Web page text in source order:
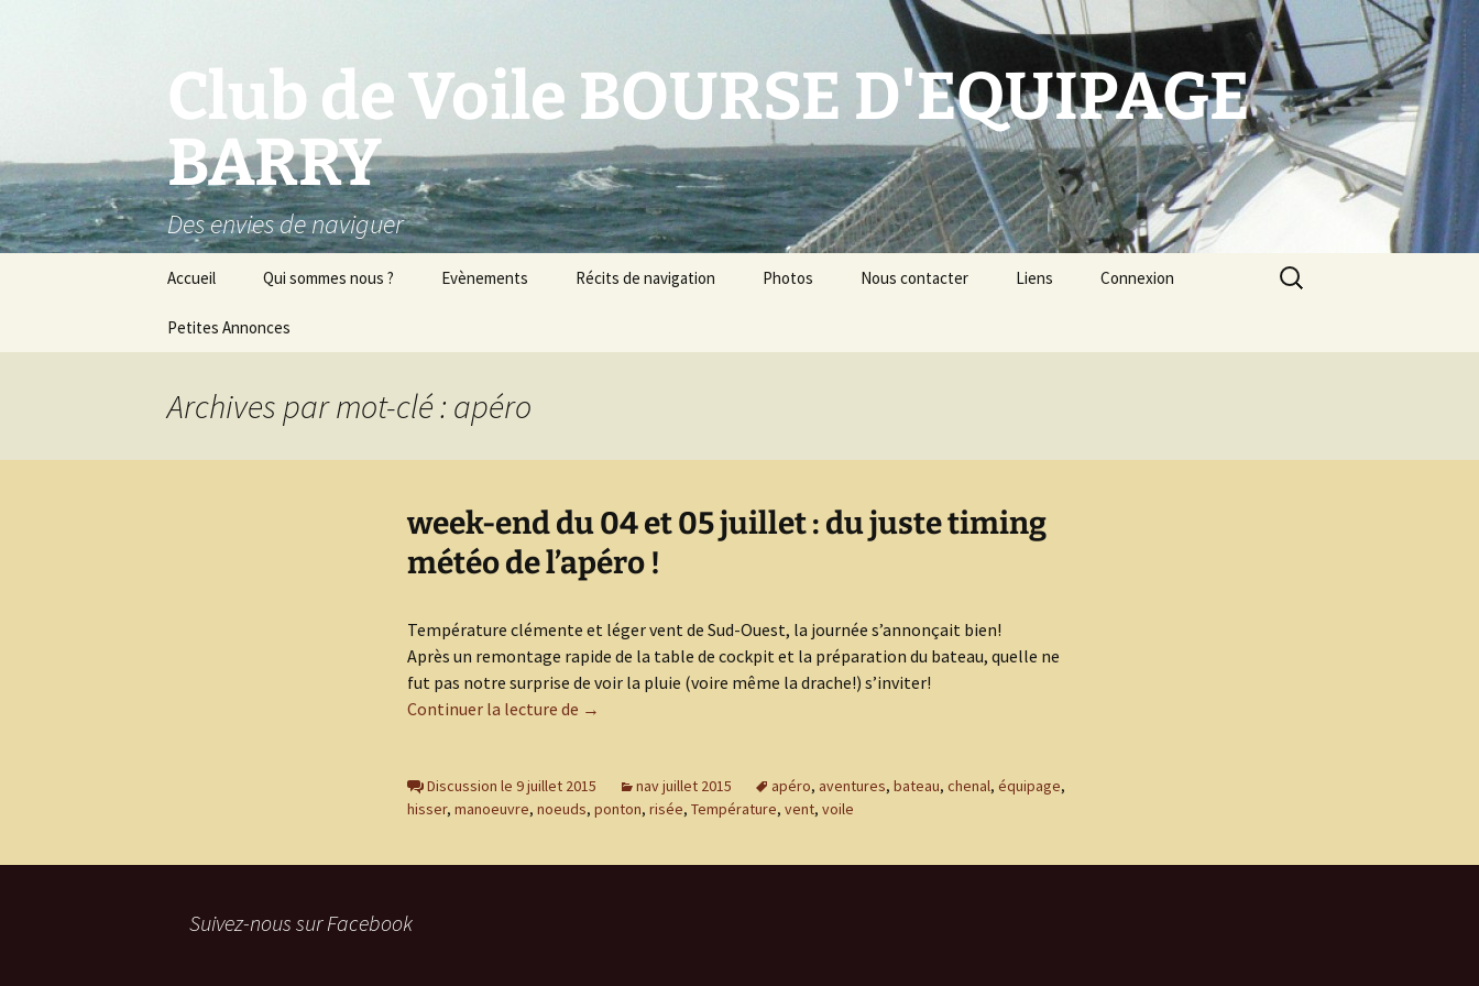
Club de Voile BOURSE D'EQUIPAGE
BARRY
Des envies de naviguer
contenu
Accueil Qui sommes nous ?
Les membres du conseil
intérieur
Evènements Récits de navigation Photos Nous contacter Liens Connexion
Petites Annonces
Rechercher :
Archives par mot-clé : apéro
week-end du 04 et 05 juillet : du juste timing
météo de l’apéro !
Température clémente et léger vent de Sud-Ouest, la journée s’annonçait bien!
Après un remontage rapide de la table de cockpit et la préparation du bateau, quelle ne
fut pas notre surprise de voir la pluie (voire même la drache!) s’inviter!
Continuer la lecture de week-end du 04 et 05 juillet : du juste timing météo de l’apéro !
→
Discussion le 9 juillet 2015 nav juillet 2015 apéro, aventures, bateau, chenal, équipage,
hisser, manoeuvre, noeuds, ponton, risée, Température, vent, voile
Suivez-nous sur Facebook